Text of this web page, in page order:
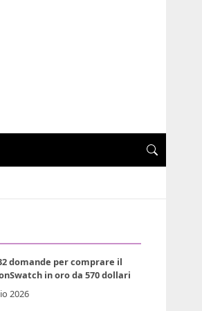
domande per comprare il
in oro da 570 dollari
2026